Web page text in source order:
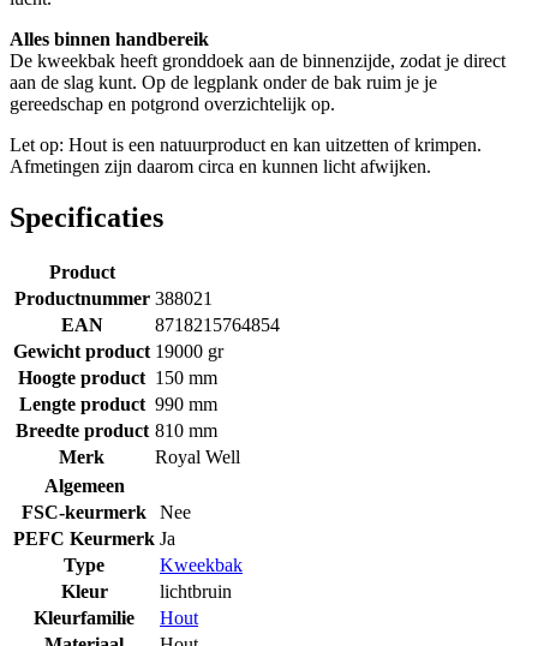
Alles binnen handbereik
De kweekbak heeft gronddoek aan de binnenzijde, zodat je direct
aan de slag kunt. Op de legplank onder de bak ruim je je
gereedschap en potgrond overzichtelijk op.
Let op: Hout is een natuurproduct en kan uitzetten of krimpen.
Afmetingen zijn daarom circa en kunnen licht afwijken.
Specificaties
Product
Productnummer 388021
EAN
8718215764854
Gewicht product 19000 gr
Hoogte product 150 mm
Lengte product 990 mm
Breedte product 810 mm
Merk
Royal Well
Algemeen
FSC-keurmerk
Nee
PEFC Keurmerk Ja
Type
Kweekbak
Kleur
lichtbruin
Kleurfamilie
Hout